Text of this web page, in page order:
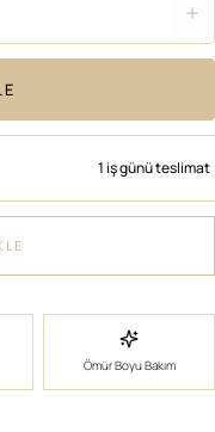
1 iş günü teslimat
Ömür Boyu Bakım